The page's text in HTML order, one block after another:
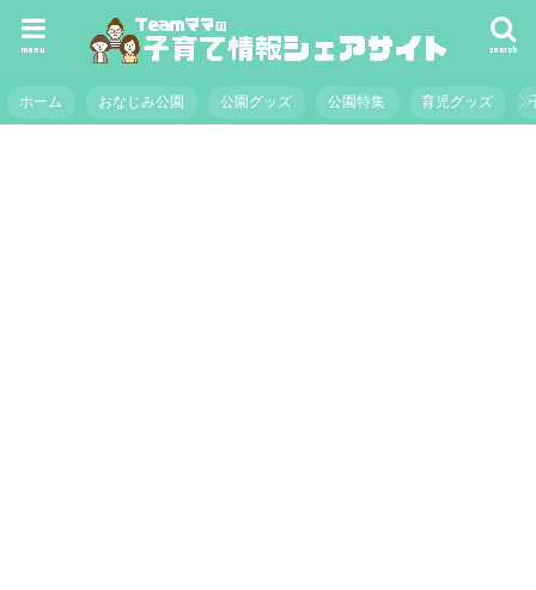
search
menu
ホーム おなじみ公園 公園グッズ 公園特集 育児グッズ